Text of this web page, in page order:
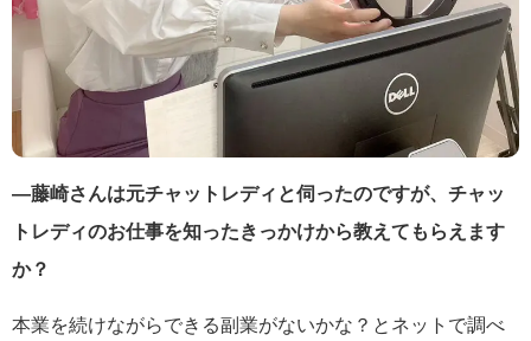
―藤崎さんは元チャットレディと伺ったのですが、チャッ
トレディのお仕事を知ったきっかけから教えてもらえます
か？
本業を続けながらできる副業がないかな？とネットで調べ